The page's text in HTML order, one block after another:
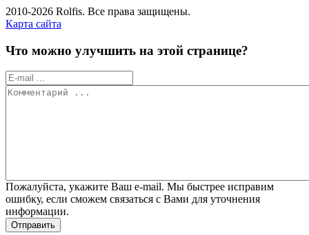
2010-2026 Rolfis. Все права защищены.
Карта сайта
Что можно улучшить на этой странице?
Пожалуйста, укажите Ваш e-mail. Мы быстрее исправим
ошибку, если сможем связаться с Вами для уточнения
информации.